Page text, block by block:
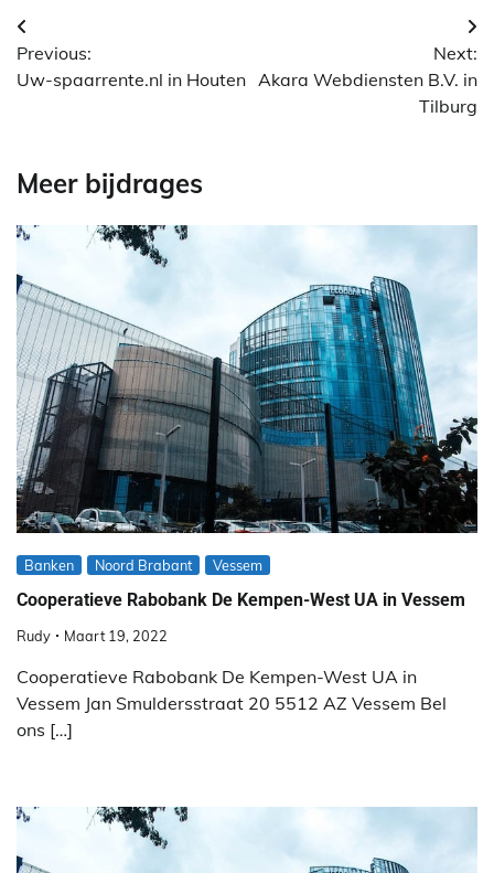
Berichtnavigatie
Previous:
Uw-spaarrente.nl in Houten
Next:
Akara Webdiensten B.V. in
Tilburg
Meer bijdrages
Banken Noord Brabant Vessem
Cooperatieve Rabobank De Kempen-West UA in Vessem
Rudy Maart 19, 2022
Cooperatieve Rabobank De Kempen-West UA in
Vessem Jan Smuldersstraat 20 5512 AZ Vessem Bel
ons […]